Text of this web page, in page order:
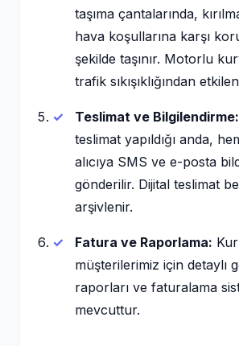
taşıma çantalarında,
hava koşullarına karşı
şekilde taşınır. Motorlu
trafik sıkışıklığından
Teslimat ve Bilgilendirme:
teslimat yapıldığı anda,
alıcıya SMS ve e-posta
gönderilir. Dijital teslimat
arşivlenir.
Fatura ve Raporlama:
müşterilerimiz için detaylı
raporları ve faturalama
mevcuttur.